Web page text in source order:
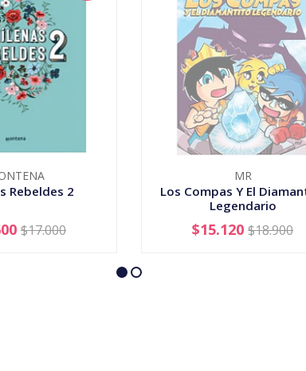
Rebeldes 2
+
$17.000
MR
Los Compas Y El
Legendario
AGOTADO
$15.120 $18.900